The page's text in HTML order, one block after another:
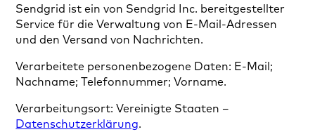
Sendgrid ist ein von Sendgrid Inc. bereitgestellter
Service für die Verwaltung von E-Mail-Adressen
und den Versand von Nachrichten.
Verarbeitete personenbezogene Daten: E-Mail;
Nachname; Telefonnummer; Vorname.
Verarbeitungsort: Vereinigte Staaten –
Datenschutzerklärung.